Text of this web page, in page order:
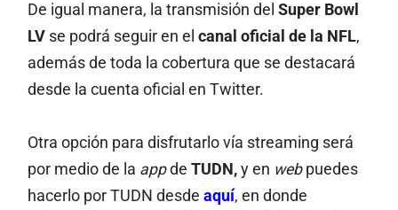
De igual manera, la transmisión del Super Bowl
LVse podrá seguir en el canal oficial de la NFL,
además de toda la cobertura que se destacará
desde la cuenta oficial en Twitter.
Otra opción para disfrutarlo vía streaming será
por medio de la appde TUDN,y en webpuedes
hacerlo por TUDN desde aquí, en donde